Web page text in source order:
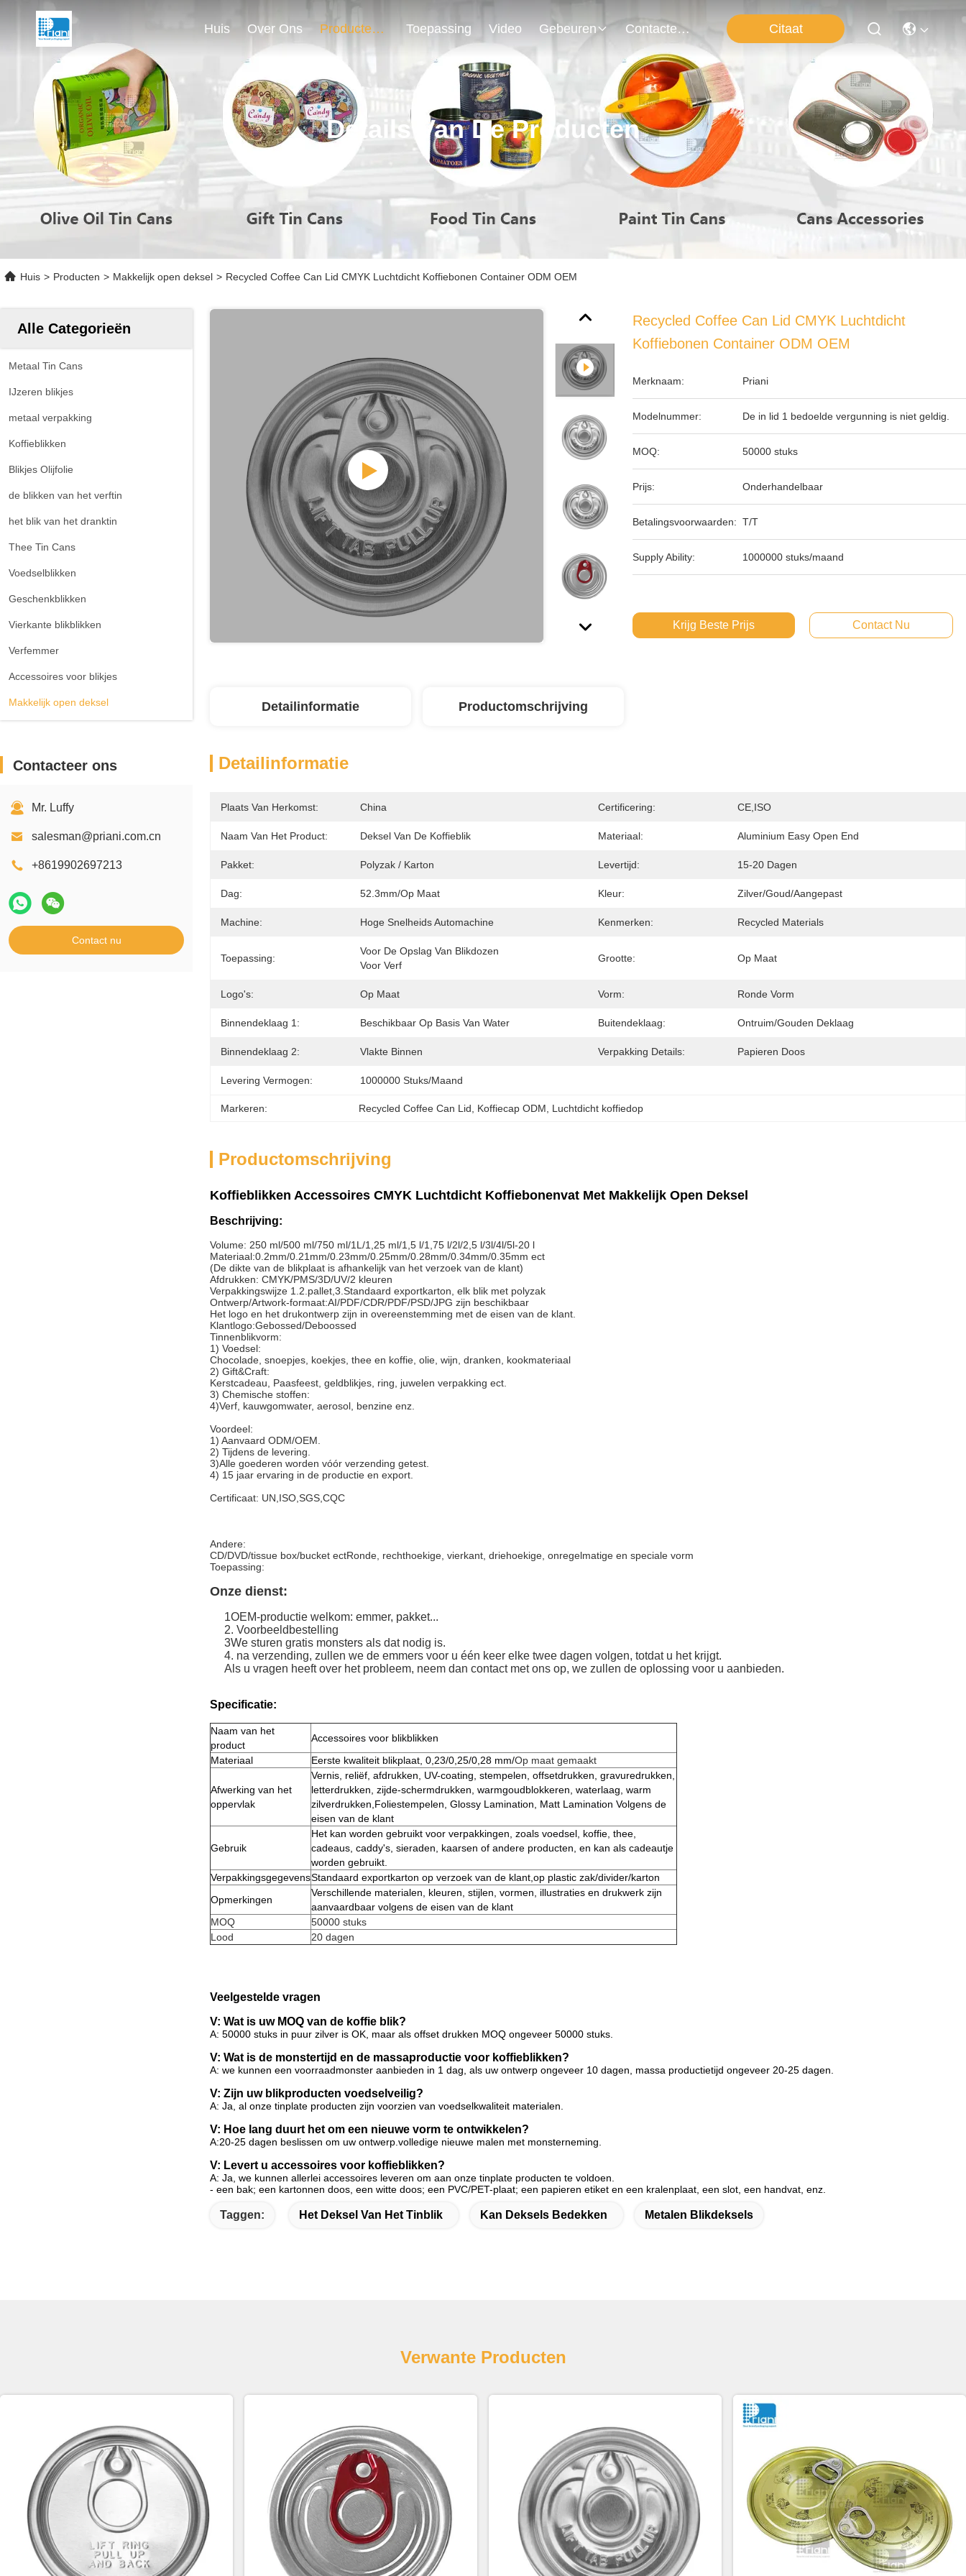
Huis Over Ons Producten Toepassing Video Gebeuren Contacteer Ons Citaat
Details Van De Producten
Huis > Producten > Makkelijk open deksel > Recycled Coffee Can Lid CMYK Luchtdicht Koffiebonen Container ODM OEM
Alle Categorieën
Metaal Tin Cans
IJzeren blikjes
metaal verpakking
Koffieblikken
Blikjes Olijfolie
de blikken van het verftin
het blik van het dranktin
Thee Tin Cans
Voedselblikken
Geschenkblikken
Vierkante blikblikken
Verfemmer
Accessoires voor blikjes
Makkelijk open deksel
Contacteer ons
Mr. Luffy
salesman@priani.com.cn
+8619902697213
Contact nu
Recycled Coffee Can Lid CMYK Luchtdicht
Koffiebonen Container ODM OEM
Merknaam: Priani
Modelnummer: De in lid 1 bedoelde vergunning is niet geldig.
MOQ: 50000 stuks
Prijs: Onderhandelbaar
Betalingsvoorwaarden: T/T
Supply Ability: 1000000 stuks/maand
Krijg Beste Prijs Contact Nu
Detailinformatie Productomschrijving
Detailinformatie
Plaats Van Herkomst: China Certificering: CE,ISO
Naam Van Het Product: Deksel Van De Koffieblik Materiaal: Aluminium Easy Open End
Pakket: Polyzak / Karton Levertijd: 15-20 Dagen
Dag: 52.3mm/op Maat Kleur: Zilver/Goud/Aangepast
Machine: Hoge Snelheids Automachine Kenmerken: Recycled Materials
Toepassing:
Voor De Opslag Van Blikdozen
Voor Verf
Grootte: Op Maat
Logo's: Op Maat Vorm: Ronde Vorm
Binnendeklaag 1: Beschikbaar Op Basis Van Water Buitendeklaag: Ontruim/gouden Deklaag
Binnendeklaag 2: Vlakte Binnen Verpakking Details: Papieren Doos
Levering Vermogen: 1000000 Stuks/maand
Markeren: Recycled Coffee Can Lid Koffiecap ODM Luchtdicht koffiedop
Productomschrijving
Koffieblikken Accessoires CMYK Luchtdicht Koffiebonenvat Met Makkelijk Open Deksel
Beschrijving:
Volume: 250 ml/500 ml/750 ml/1L/1,25 ml/1,5 l/1,75 l/2l/2,5 l/3l/4l/5l-20 l
Materiaal:0.2mm/0.21mm/0.23mm/0.25mm/0.28mm/0.34mm/0.35mm ect
(De dikte van de blikplaat is afhankelijk van het verzoek van de klant)
Afdrukken: CMYK/PMS/3D/UV/2 kleuren
Verpakkingswijze 1.2.pallet,3.Standaard exportkarton, elk blik met polyzak
Ontwerp/Artwork-formaat:AI/PDF/CDR/PDF/PSD/JPG zijn beschikbaar
Het logo en het drukontwerp zijn in overeenstemming met de eisen van de klant.
Klantlogo:Gebossed/Deboossed
Tinnenblikvorm:
1) Voedsel:
Chocolade, snoepjes, koekjes, thee en koffie, olie, wijn, dranken, kookmateriaal
2) Gift&Craft:
Kerstcadeau, Paasfeest, geldblikjes, ring, juwelen verpakking ect.
3) Chemische stoffen:
4)Verf, kauwgomwater, aerosol, benzine enz.
Voordeel:
1) Aanvaard ODM/OEM.
2) Tijdens de levering.
3)Alle goederen worden vóór verzending getest.
4) 15 jaar ervaring in de productie en export.
Certificaat: UN,ISO,SGS,CQC
Andere:
CD/DVD/tissue box/bucket ectRonde, rechthoekige, vierkant, driehoekige, onregelmatige en speciale vorm
Toepassing:
Onze dienst:
1OEM-productie welkom: emmer, pakket...
2. Voorbeeldbestelling
3We sturen gratis monsters als dat nodig is.
4. na verzending, zullen we de emmers voor u één keer elke twee dagen volgen, totdat u het krijgt.
Als u vragen heeft over het probleem, neem dan contact met ons op, we zullen de oplossing voor u aanbieden.
Specificatie:
Naam van het
product
Accessoires voor blikblikken
Materiaal
Eerste kwaliteit blikplaat, 0,23/0,25/0,28 mm/Op maat gemaakt
Afwerking van het
oppervlak
Vernis, reliëf, afdrukken, UV-coating, stempelen, offsetdrukken, gravuredrukken,
letterdrukken, zijde-schermdrukken, warmgoudblokkeren, waterlaag, warm
zilverdrukken,Foliestempelen, Glossy Lamination, Matt Lamination Volgens de
eisen van de klant
Gebruik
Het kan worden gebruikt voor verpakkingen, zoals voedsel, koffie, thee,
cadeaus, caddy's, sieraden, kaarsen of andere producten, en kan als cadeautje
worden gebruikt.
VerpakkingsgegevensStandaard exportkarton op verzoek van de klant,op plastic zak/divider/karton
Opmerkingen
Verschillende materialen, kleuren, stijlen, vormen, illustraties en drukwerk zijn
aanvaardbaar volgens de eisen van de klant
MOQ
50000 stuks
Lood
20 dagen
Veelgestelde vragen
V: Wat is uw MOQ van de koffie blik?
A: 50000 stuks in puur zilver is OK, maar als offset drukken MOQ ongeveer 50000 stuks.
V: Wat is de monstertijd en de massaproductie voor koffieblikken?
A: we kunnen een voorraadmonster aanbieden in 1 dag, als uw ontwerp ongeveer 10 dagen, massa productietijd ongeveer 20-25 dagen.
V: Zijn uw blikproducten voedselveilig?
A: Ja, al onze tinplate producten zijn voorzien van voedselkwaliteit materialen.
V: Hoe lang duurt het om een nieuwe vorm te ontwikkelen?
A:20-25 dagen beslissen om uw ontwerp.volledige nieuwe malen met monsterneming.
V: Levert u accessoires voor koffieblikken?
A: Ja, we kunnen allerlei accessoires leveren om aan onze tinplate producten te voldoen.
- een bak; een kartonnen doos, een witte doos; een PVC/PET-plaat; een papieren etiket en een kralenplaat, een slot, een handvat, enz.
Taggen: Het Deksel Van Het Tinblik Kan Deksels Bedekken Metalen Blikdeksels
Verwante Producten